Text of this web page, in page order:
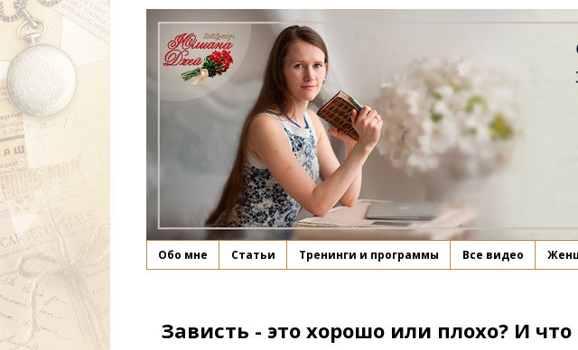
Обо мне Статьи Тренинги и программы Все видео
Зависть - это хорошо или плохо? И